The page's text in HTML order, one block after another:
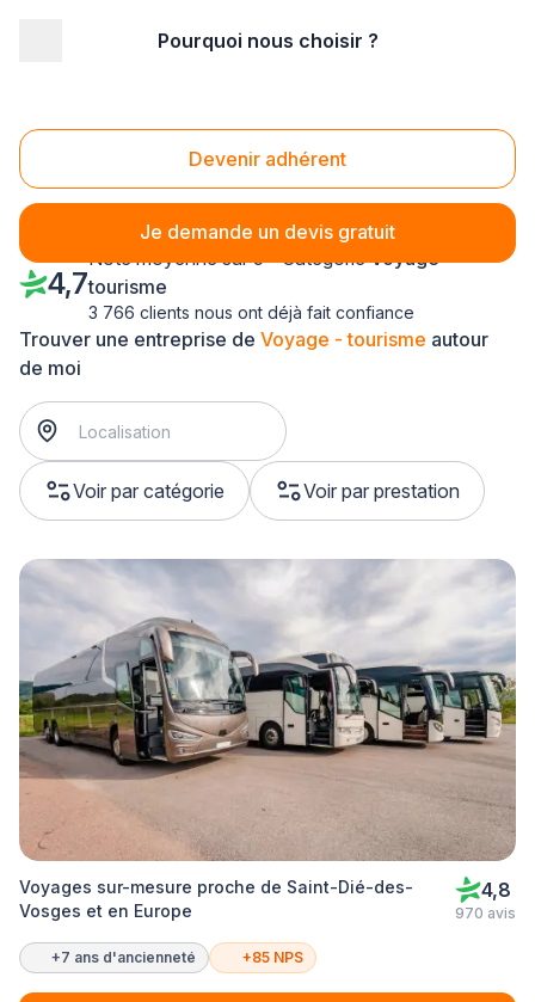
Pourquoi nous choisir ?
Devenir adhérent
Je demande un devis gratuit
Voyage - tourisme Lorraine
Trouver une entreprise de Voyage - tourisme autour
de moi
Voir par catégorie Voir par prestation
4,7
Note moyenne sur 5 - CatégorieVoyage -
tourisme
3 766 clients nous ont déjà fait confiance
Voyages sur-mesure proche de Saint-Dié-des-
Vosges et en Europe
4,8
970 avis
+7 ans d'ancienneté +85 NPS